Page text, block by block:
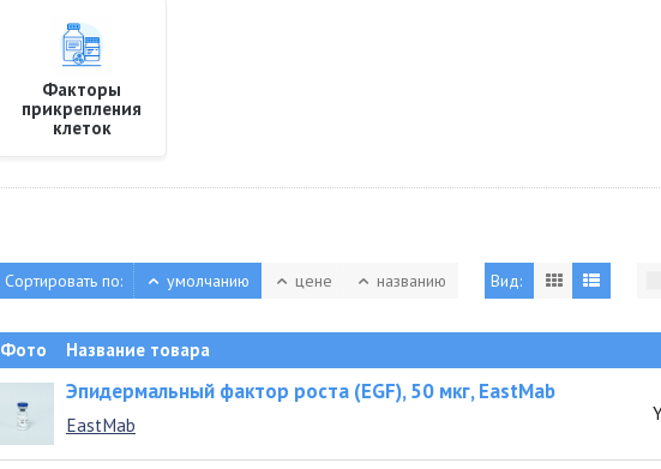
Факторы
прикрепления
клеток
Сортировать по: умолчанию цене названию Вид:
Фото Название товара
Эпидермальный фактор роста (EGF), 50 мкг, EastMab
EastMab